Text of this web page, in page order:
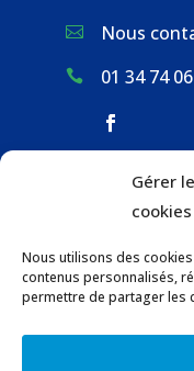
Gérer
cookies
Nous utilisons des
contenus personnalisés,
permettre de partager les
 Nous
 01 34 74
GESTION